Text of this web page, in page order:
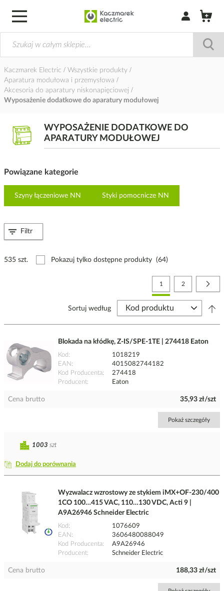
Zaloguj się /
Kaczmarek Electric
Wszystkie produkty
Aparatura modułowa i przemysłowa
Akcesoria do aparatury niskonapięciowej
Wyposażenie dodatkowe do aparatury modułowej
WYPOSAŻENIE DODATKOWE DO
APARATURY MODUŁOWEJ
Powiązane kategorie
Szyny łączeniowe NN Styki pomocnicze NN
535 szt. Pokazuj tylko dostępne produkty (64)
Strona
Aktualnie czytasz stronę
1 Strona
2
Sortuj według
Blokada na kłódkę, Z-IS/SPE-1TE | 274418 Eaton
Kod
1018219
EAN
4015082744182
Kod Producenta
274418
Producent
Eaton
Cena brutto 35,93 zł/szt
Pokaż szczegóły
Dodaj do porównania
1003 szt
Wyzwalacz wzrostowy ze stykiem iMX+OF-230/400
1CO 100…415 VAC, 110…130 VDC, Acti 9 |
A9A26946 Schneider Electric
Kod
1076609
EAN
3606480088049
Kod Producenta
A9A26946
Producent
Schneider Electric
Cena brutto 188,33 zł/szt
Filtr